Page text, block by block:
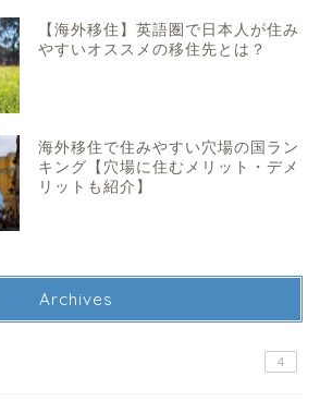
【海外移住】英語圏で日本人が住み
やすいオススメの移住先とは？
海外移住で住みやすい穴場の国ラン
キング【穴場に住むメリット・デメ
リットも紹介】
Archives
4